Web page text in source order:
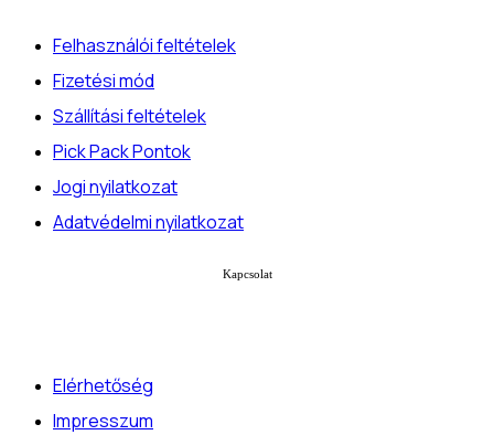
Felhasználói feltételek
Fizetési mód
Szállítási feltételek
Pick Pack Pontok
Jogi nyilatkozat
Adatvédelmi nyilatkozat
Kapcsolat
Elérhetőség
Impresszum